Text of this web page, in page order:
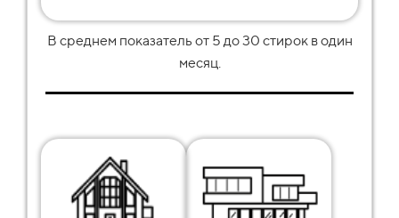
В среднем показатель от 5 до30 стирок в один
месяц.